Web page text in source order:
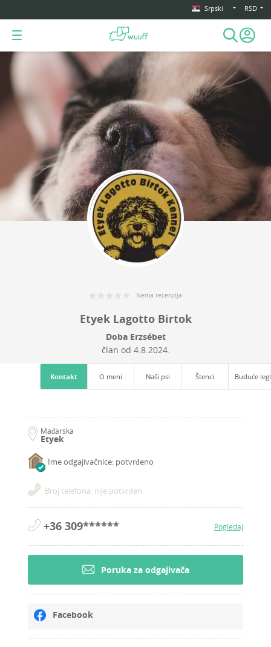
Srpski RSD
Nema recenzija
Etyek Lagotto Birtok
Doba Erzsébet
član od 4.8.2024.
Kontakt O meni Naši psi Štenci Buduće
Mađarska
Etyek
Ime odgajivačnice: potvrđeno
Broj telefona: nije potvrđen
+36 309****** Pogledaj
Poruka za odgajivača
Facebook